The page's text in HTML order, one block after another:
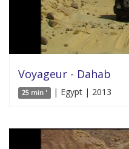
Voyageur - Dahab
25 min ' | Egypt | 2013